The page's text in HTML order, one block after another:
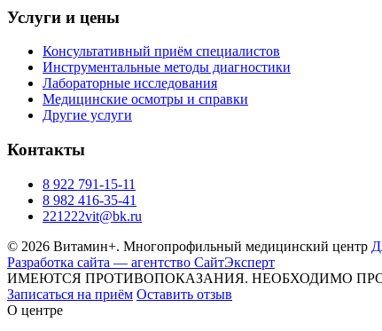
Услуги и цены
Консультативный приём специалистов
Инструментальные методы диагностики
Лабораторные исследования
Медицинские осмотры и справки
Другие услуги
Контакты
8 922 791-15-11
8 982 416-35-41
221222vit@bk.ru
© 2026 Витамин+. Многопрофильный медицинский центр
Разработка сайта — агентство СайтЭксперт
ИМЕЮТСЯ ПРОТИВОПОКАЗАНИЯ. НЕОБХОДИМО
Записаться на приём Оставить отзыв
О центре